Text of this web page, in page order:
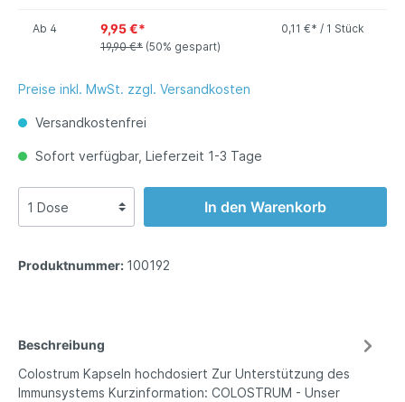
Ab 4 9,95 €*
19,90 €* (50% gespart)
0,11 €* / 1 Stück
Preise inkl. MwSt. zzgl. Versandkosten
Versandkostenfrei
Sofort verfügbar, Lieferzeit 1-3 Tage
In den Warenkorb
Produktnummer: 100192
Beschreibung
Colostrum Kapseln hochdosiert Zur Unterstützung des
Immunsystems Kurzinformation: COLOSTRUM - Unser